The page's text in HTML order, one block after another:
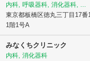
内科, 呼吸器科, 消化器科, ...
東京都板橋区徳丸三丁目17番
1階1号A
みなくちクリニック
内科, 消化器科